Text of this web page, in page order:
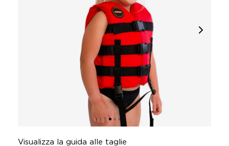
Visualizza la guida alle taglie